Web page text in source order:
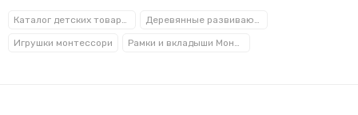
Каталог детских товаров Деревянные развивающие игрушки
Игрушки монтессори Рамки и вкладыши Монтессори